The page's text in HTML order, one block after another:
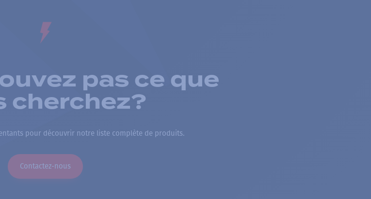
pas ce que
cherchez?
pour découvrir notre liste complète de produits.
Contactez-nous